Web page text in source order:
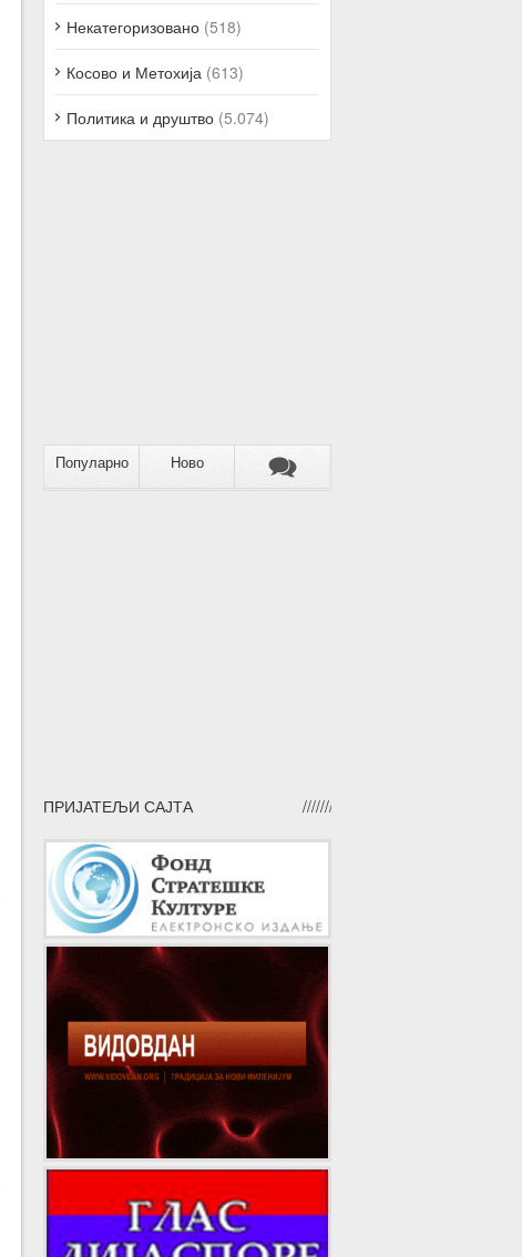
Некатегоризовано (518)
Косово и Метохија (613)
Политика и друштво (5.074)
Популарно Ново
ПРИЈАТЕЉИ САЈТА